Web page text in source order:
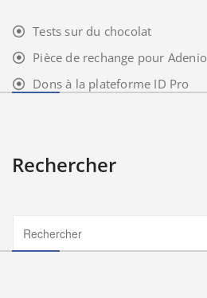
Tests sur du chocolat
Pièce de rechange pour Adenio
Dons à la plateforme ID Pro
Rechercher